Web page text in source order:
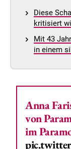
Diese
kritisiert
Mit 43
in einem
Anna
von
im